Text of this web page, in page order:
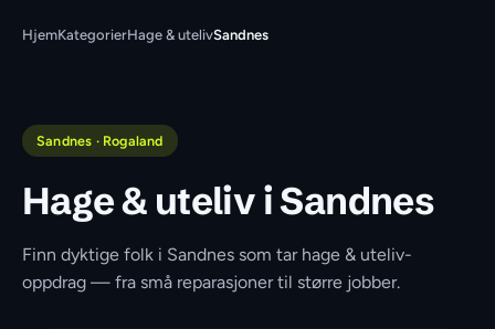
HjemKategorierHage & utelivSandnes
Sandnes · Rogaland
Hage & uteliv i Sandnes
Finn dyktige folk i Sandnes som tar hage & uteliv-
oppdrag — fra små reparasjoner til større jobber.